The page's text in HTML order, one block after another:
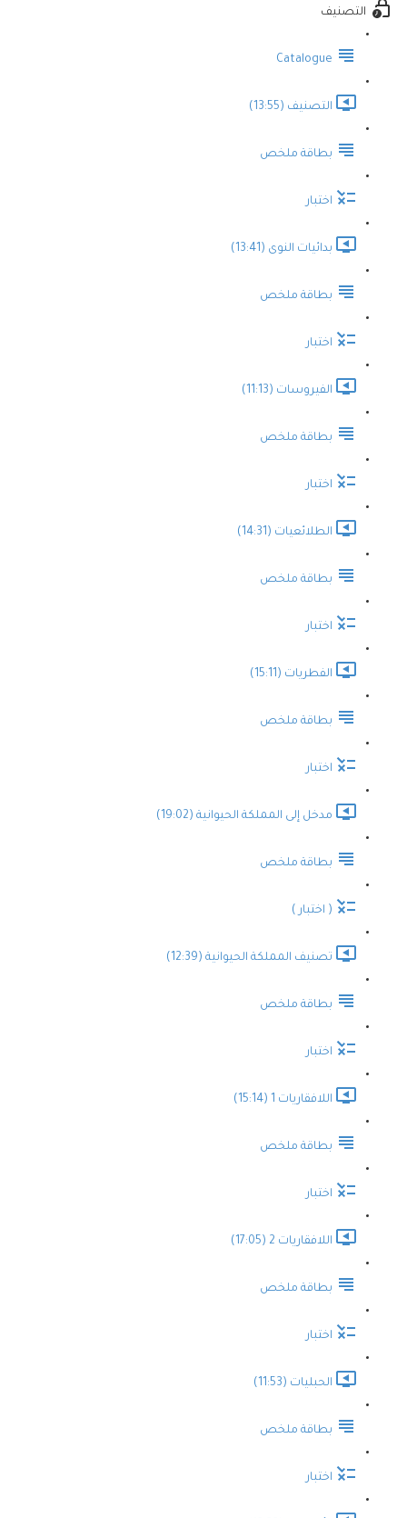
التصنيف
Catalogue
التصنيف (13:55)
بطاقة ملخص
اختبار
بدائيات النوى (13:41)
بطاقة ملخص
اختبار
الفيروسات (11:13)
بطاقة ملخص
اختبار
الطلائعيات (14:31)
بطاقة ملخص
اختبار
الفطريات (15:11)
بطاقة ملخص
اختبار
مدخل إلى المملكة الحيوانية (19:02)
بطاقة ملخص
( اختبار )
تصنيف المملكة الحيوانية (12:39)
بطاقة ملخص
اختبار
اللافقاريات 1 (15:14)
بطاقة ملخص
اختبار
اللافقاريات 2 (17:05)
بطاقة ملخص
اختبار
الحبليات (11:53)
بطاقة ملخص
اختبار